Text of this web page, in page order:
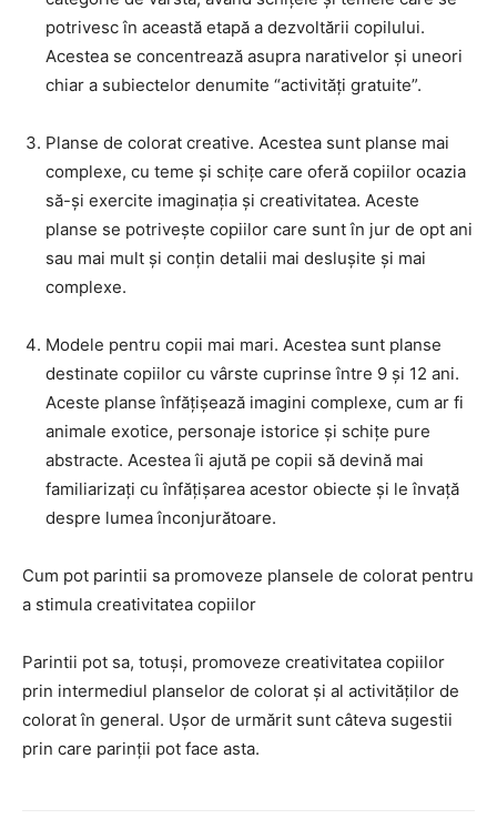
potrivesc în această etapă a dezvoltării copilului.
Acestea se concentrează asupra narativelor și uneori
chiar a subiectelor denumite “activități gratuite”.
Planse de colorat creative. Acestea sunt planse mai
complexe, cu teme și schițe care oferă copiilor ocazia
să-și exercite imaginația și creativitatea. Aceste
planse se potrivește copiilor care sunt în jur de opt ani
sau mai mult și conțin detalii mai deslușite și mai
complexe.
Modele pentru copii mai mari. Acestea sunt planse
destinate copiilor cu vârste cuprinse între 9 și 12 ani.
Aceste planse înfățișează imagini complexe, cum ar fi
animale exotice, personaje istorice și schițe pure
abstracte. Acestea îi ajută pe copii să devină mai
familiarizați cu înfățișarea acestor obiecte și le învață
despre lumea înconjurătoare.
Cum pot parintii sa promoveze plansele de colorat pentru
a stimula creativitatea copiilor
Parintii pot sa, totuși, promoveze creativitatea copiilor
prin intermediul planselor de colorat și al activităților de
colorat în general. Ușor de urmărit sunt câteva sugestii
prin care parinții pot face asta.